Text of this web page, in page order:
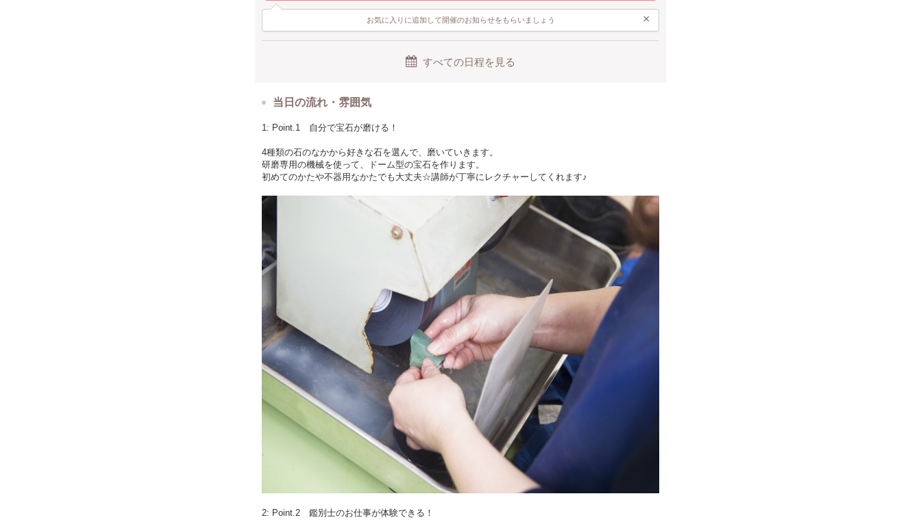
お気に入りに追加して開催のお知らせをもらいましょう ×
すべての日程を見る
当日の流れ・雰囲気
1: Point.1 自分で宝石が磨ける！
4種類の石のなかから好きな石を選んで、磨いていきます。
研磨専用の機械を使って、ドーム型の宝石を作ります。
初めてのかたや不器用なかたでも大丈夫☆講師が丁寧にレクチャーしてくれます♪
2: Point.2 鑑別士のお仕事が体験できる！